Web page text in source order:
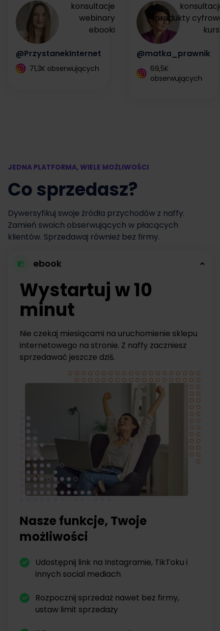
konsultacje
webinary
ebooki
@PrzystanekInternet
71,3K obserwujących
produkty
@matka_prawnik
69,5K
obserwujących
JEDNA PLATFORMA, WIELE MOŻLIWOŚCI
Co sprzedasz?
Dywersyfikuj swoje źródła przychodów z naffy.
Zamień swoich obserwujących w płacących
klientów. Sprzedawaj również bez firmy.
ebook
Wystartuj w 10
minut
Nie czekaj miesiącami na uruchomienie sklepu
internetowego na stronie. Z naffy zaczniesz
sprzedawać jeszcze dziś.
Nasze funkcje, Twoje
możliwości
Udostępnij link na Instagramie, TikToku i
innych social mediach
Rozpocznij sprzedaż nawet bez firmy,
ustaw limit sprzedaży